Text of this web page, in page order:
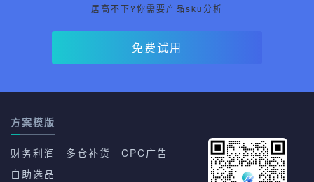
居高不下?你需要产品sku分析
免费试用
方案模版
财务利润 多仓补货
CPC广告
自助选品